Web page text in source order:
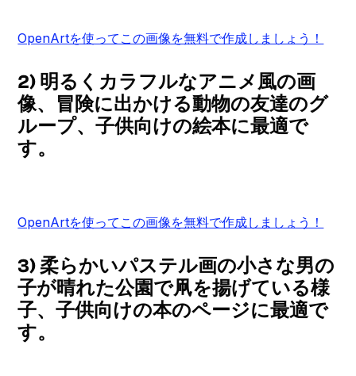
OpenArtを使ってこの画像を無料で作成しましょう！
2) 明るくカラフルなアニメ風の画
像、冒険に出かける動物の友達のグ
ループ、子供向けの絵本に最適で
す。
OpenArtを使ってこの画像を無料で作成しましょう！
3) 柔らかいパステル画の小さな男の
子が晴れた公園で凧を揚げている様
子、子供向けの本のページに最適で
す。